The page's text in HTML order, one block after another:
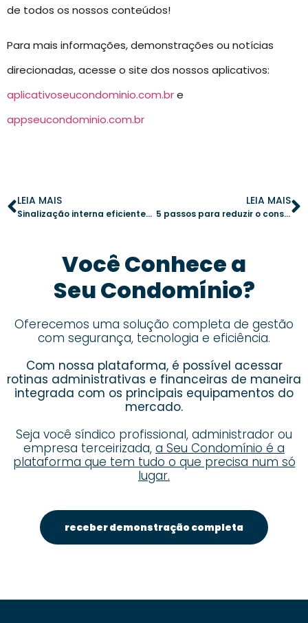
de todos os nossos conteúdos!
Para mais informações, demonstrações ou notícias
direcionadas, acesse o site dos nossos aplicativos:
aplicativoseucondominio.com.bre
appseucondominio.com.br
LEIA MAIS
Sinalização interna eficiente: passo a passo para condomínios mais seguros
LEIA MAIS
5 passos para reduzir o consumo de papel e modernizar a comunicação condominial
Você Conhece a
Seu Condomínio?
Oferecemos uma solução completa de gestão
com segurança, tecnologia e eficiência.
Com nossa plataforma, é possível acessar
rotinas administrativas e financeiras de maneira
integrada com os principais equipamentos do
mercado.
Seja você síndico profissional, administrador ou
empresa terceirizada, a Seu Condomínio é a
plataforma que tem tudo o que precisa num só
lugar.
receber demonstração completa